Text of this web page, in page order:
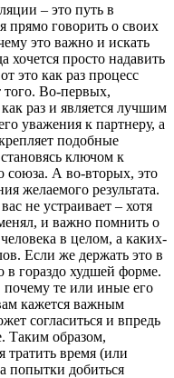
– это путь в
прямо говорить о своих
это важно и искать
хочется просто надавить
это как раз процесс
того. Во-первых,
раз и является лучшим
уважения к партнеру, а
подобные
ключом к
союза. А во-вторых, это
желаемого результата.
не устраивает – хотя
и важно помнить о
в целом, а каких-
Если же держать это в
в гораздо худшей форме.
почему те или иные его
кажется важным
согласиться и впредь
Таким образом,
тратить время (или
попытки добиться